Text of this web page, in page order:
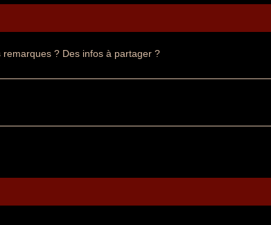
? Des infos à partager ?